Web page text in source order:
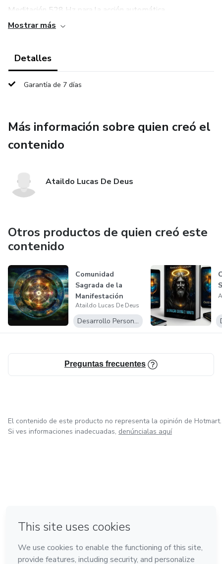
Meditación 528 Hz para la acción automática
Deja de posponer tus sueños y tu dinero.
¡Haz clic y siente cómo comienza el flujo! 💥
Mostrar más
Detalles
Garantía de 7 días
Más información sobre quien creó el
contenido
Ataildo Lucas De Deus
Otros productos de quien creó este
contenido
Comunidad
Sagrada de la
Manifestación
Acelerada
Ataildo Lucas De Deus
Desarrollo Personal
Preguntas frecuentes
El contenido de este producto no representa la opinión de Hotmart.
Si ves informaciones inadecuadas, denúncialas aquí
Hecho con❤ en Belo Horizonte